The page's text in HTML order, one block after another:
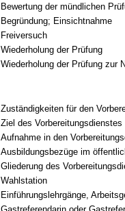
Bewertung der mündlichen
Begründung; Einsichtnahme
Freiversuch
Wiederholung der Prüfung
Wiederholung der Prüfung zur
Zuständigkeiten für den
Ziel des Vorbereitungsdienstes
Aufnahme in den
Ausbildungsbezüge im
Gliederung des
Wahlstation
Einführungslehrgänge,